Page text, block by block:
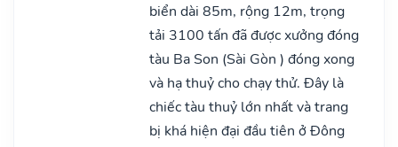
biển dài 85m, rộng 12m, trọng
tải 3100 tấn đã được xưởng đóng
tàu Ba Son (Sài Gòn ) đóng xong
và hạ thuỷ cho chạy thử. Đây là
chiếc tàu thuỷ lớn nhất và trang
bị khá hiện đại đầu tiên ở Đông